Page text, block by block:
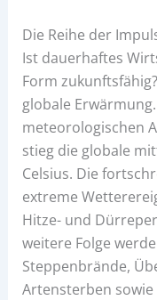
Die Reihe der
Ist dauerhaftes
Form
globale
meteorologischen
stieg die globale
Celsius. Die
extreme
Hitze- und
weitere Folge
Steppenbrände,
Artensterben